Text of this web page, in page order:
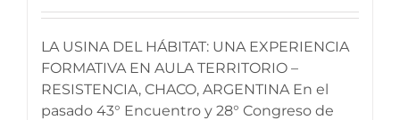
LA USINA DEL HÁBITAT: UNA EXPERIENCIA
FORMATIVA EN AULA TERRITORIO –
RESISTENCIA, CHACO, ARGENTINA En el
pasado 43° Encuentro y 28° Congreso de